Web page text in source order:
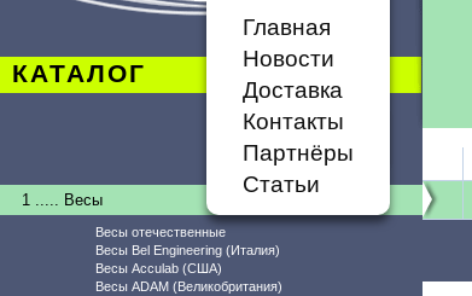
КАТАЛОГ
Главная
Новости
Доставка
Контакты
Партнёры
Статьи
1 ..... Весы
Весы отечественные
Весы Bel Engineering (Италия)
Весы Acculab (США)
Весы ADAM (Великобритания)